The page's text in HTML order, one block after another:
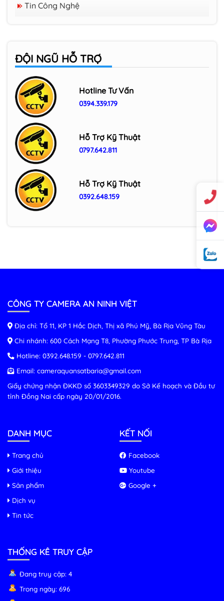
Tin Công Nghệ
ĐỘI NGŨ HỖ TRỢ
Hotline Tư Vấn
0394.339.179
Hỗ Trợ Kỹ Thuật
0797.642.811
Hỗ Trợ Kỹ Thuật
0392.648.159
CÔNG TY CAMERA AN NINH VIỆT
Địa chỉ: Tổ 11, KP 1 Hắc Dịch, Thị xã Phú Mỹ, Bà Rịa Vũng Tàu
Chi nhánh: 600 Cách Mạng T8, Phường Phước Trung, TP Bà Rịa
Hotline: 0392.648.159 - 0797.642.811
Email: cameraquansatbaria@gmail.com
Giấy chứng nhận ĐKKD số 3603349329 do Sở Kế hoạch và Đầu tư
tỉnh Đồng Nai cấp ngày 20/01/2016.
DANH MỤC
Trang chủ
Giới thiệu
Sản phẩm
Dịch vụ
Tin tức
KẾT NỐI
Facebook
Youtube
Google +
THỐNG KÊ TRUY CẬP
Đang truy cập: 4
Trong ngày: 696